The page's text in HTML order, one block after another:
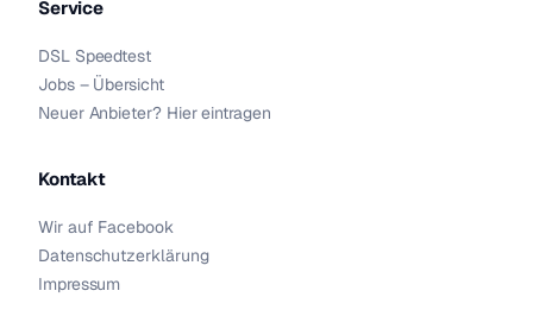
Service
DSL Speedtest
Jobs – Übersicht
Neuer Anbieter? Hier eintragen
Kontakt
Wir auf Facebook
Datenschutzerklärung
Impressum